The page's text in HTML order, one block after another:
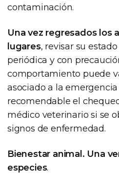
contaminación.
Una vez regresados los
lugares, revisar su
periódica y con
comportamiento puede
asociado a la emergencia
recomendable el
médico veterinario si se
signos de enfermedad.
Bienestar animal. Una
especies.